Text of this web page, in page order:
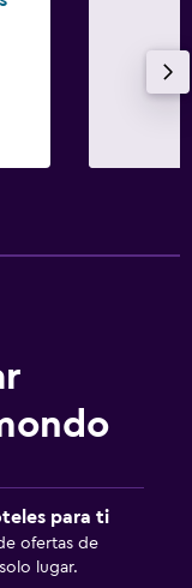
para ti
ofertas de
lugar.